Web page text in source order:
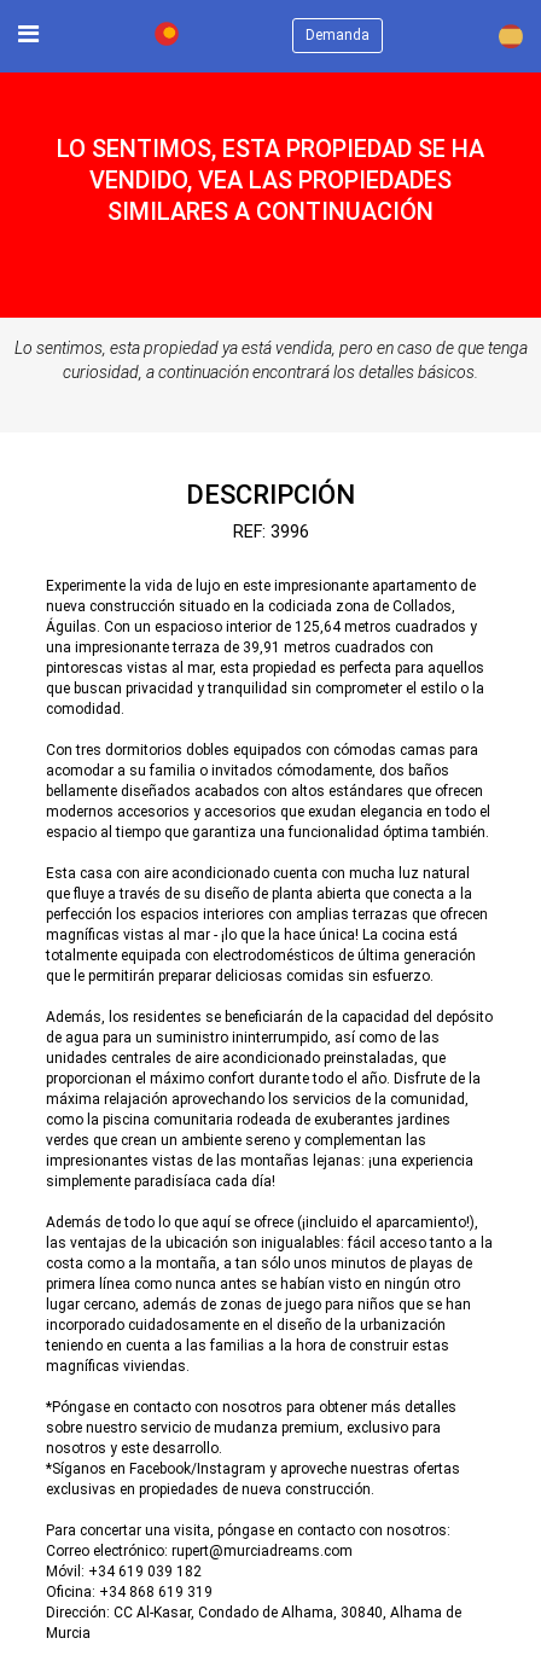
Demanda ×
LO SENTIMOS, ESTA PROPIEDAD SE HA
VENDIDO, VEA LAS PROPIEDADES
SIMILARES A CONTINUACIÓN
Lo sentimos, esta propiedad ya está vendida, pero en caso de que tenga
curiosidad, a continuación encontrará los detalles básicos.
DESCRIPCIÓN
REF: 3996
Experimente la vida de lujo en este impresionante apartamento de
nueva construcción situado en la codiciada zona de Collados,
Águilas. Con un espacioso interior de 125,64 metros cuadrados y
una impresionante terraza de 39,91 metros cuadrados con
pintorescas vistas al mar, esta propiedad es perfecta para aquellos
que buscan privacidad y tranquilidad sin comprometer el estilo o la
comodidad.
Con tres dormitorios dobles equipados con cómodas camas para
acomodar a su familia o invitados cómodamente, dos baños
bellamente diseñados acabados con altos estándares que ofrecen
modernos accesorios y accesorios que exudan elegancia en todo el
espacio al tiempo que garantiza una funcionalidad óptima también.
Esta casa con aire acondicionado cuenta con mucha luz natural
que fluye a través de su diseño de planta abierta que conecta a la
perfección los espacios interiores con amplias terrazas que ofrecen
magníficas vistas al mar - ¡lo que la hace única! La cocina está
totalmente equipada con electrodomésticos de última generación
que le permitirán preparar deliciosas comidas sin esfuerzo.
Además, los residentes se beneficiarán de la capacidad del depósito
de agua para un suministro ininterrumpido, así como de las
unidades centrales de aire acondicionado preinstaladas, que
proporcionan el máximo confort durante todo el año. Disfrute de la
máxima relajación aprovechando los servicios de la comunidad,
como la piscina comunitaria rodeada de exuberantes jardines
verdes que crean un ambiente sereno y complementan las
impresionantes vistas de las montañas lejanas: ¡una experiencia
simplemente paradisíaca cada día!
Además de todo lo que aquí se ofrece (¡incluido el aparcamiento!),
las ventajas de la ubicación son inigualables: fácil acceso tanto a la
costa como a la montaña, a tan sólo unos minutos de playas de
primera línea como nunca antes se habían visto en ningún otro
lugar cercano, además de zonas de juego para niños que se han
incorporado cuidadosamente en el diseño de la urbanización
teniendo en cuenta a las familias a la hora de construir estas
magníficas viviendas.
*Póngase en contacto con nosotros para obtener más detalles
sobre nuestro servicio de mudanza premium, exclusivo para
nosotros y este desarrollo.
*Síganos en Facebook/Instagram y aproveche nuestras ofertas
exclusivas en propiedades de nueva construcción.
Para concertar una visita, póngase en contacto con nosotros:
Correo electrónico: rupert@murciadreams.com
Móvil: +34 619 039 182
Oficina: +34 868 619 319
Dirección: CC Al-Kasar, Condado de Alhama, 30840, Alhama de
Murcia